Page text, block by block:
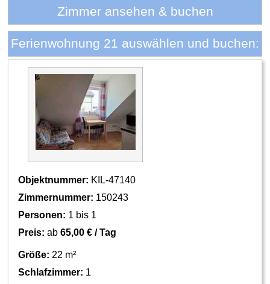
Zimmer ansehen & buchen
Ferienwohnung 21 auswählen und buchen:
Objektnummer: KIL-47140
Zimmernummer: 150243
Personen: 1 bis 1
Preis: ab65,00 € / Tag
Größe: 22 m²
Schlafzimmer: 1